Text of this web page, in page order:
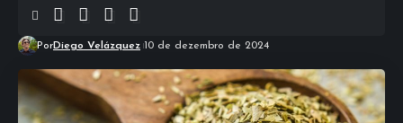
PorDiego Velázquez 10 de dezembro de 2024